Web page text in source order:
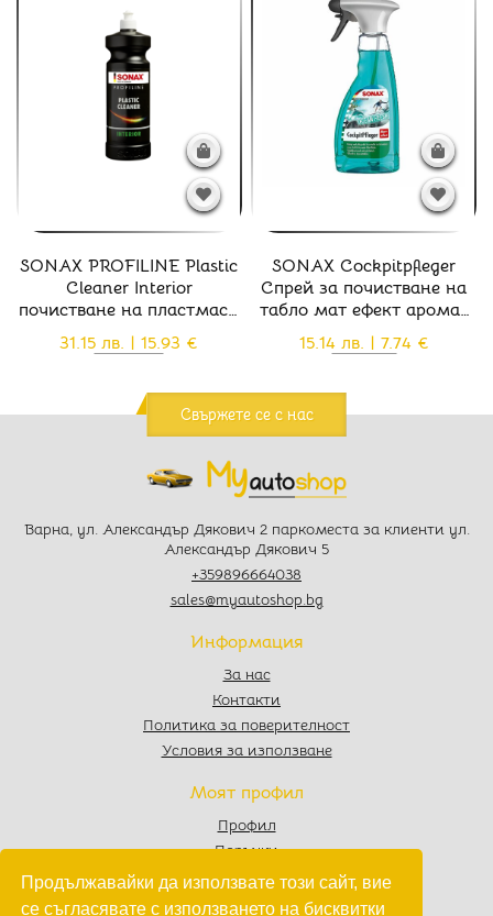
Продължавайки да използвате този сайт, вие
се съгласявате с използването на бисквитки
SONAX PROFILINE Plastic
Cleaner Interior
почистване на пластмаси
в интериора - 02863000
31.15 лв. | 15.93 €
SONAX Cockpitpfleger
Спрей за почистване на
табло мат ефект аромат
океан - 03642410
15.14 лв. | 7.74 €
Свържете се с нас
Варна, ул. Александър Дякович 2 паркоместа за клиенти ул.
Александър Дякович 5
+359896664038
sales@myautoshop.bg
Информация
За нас
Контакти
Политика за поверителност
Условия за използване
Моят профил
Профил
Поръчки
Любими
Количка